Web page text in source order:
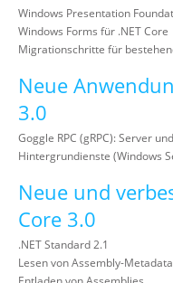
Windows Presentation
Windows Forms für .NET Core
Migrationschritte für
Neue
3.0
Goggle RPC (gRPC): Server
Hintergrundienste (Windows
Neue und
Core 3.0
.NET Standard 2.1
Lesen von Assembly-Metadata